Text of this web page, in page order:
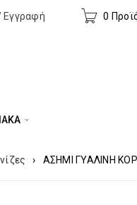
0
Εγγραφή
› ΑΣΗΜΙ ΓΥΑΛΙΝΗ